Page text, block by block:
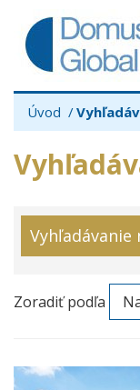
Úvod
Zoradiť podľa